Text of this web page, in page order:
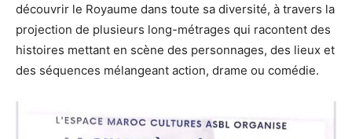
découvrir le Royaume dans toute sa diversité, à travers la
projection de plusieurs long-métrages qui racontent des
histoires mettant en scène des personnages, des lieux et
des séquences mélangeant action, drame ou comédie.